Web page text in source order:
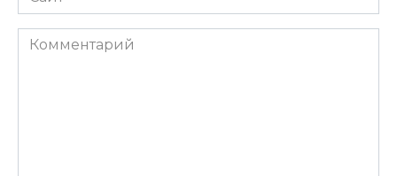
Комментарий